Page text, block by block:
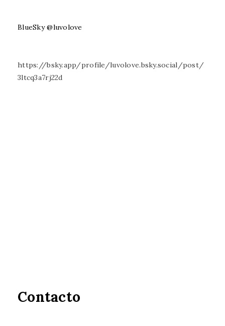
BlueSky @luvolove
https://bsky.app/profile/luvolove.bsky.social/post/
3ltcq3a7rj22d
Contacto